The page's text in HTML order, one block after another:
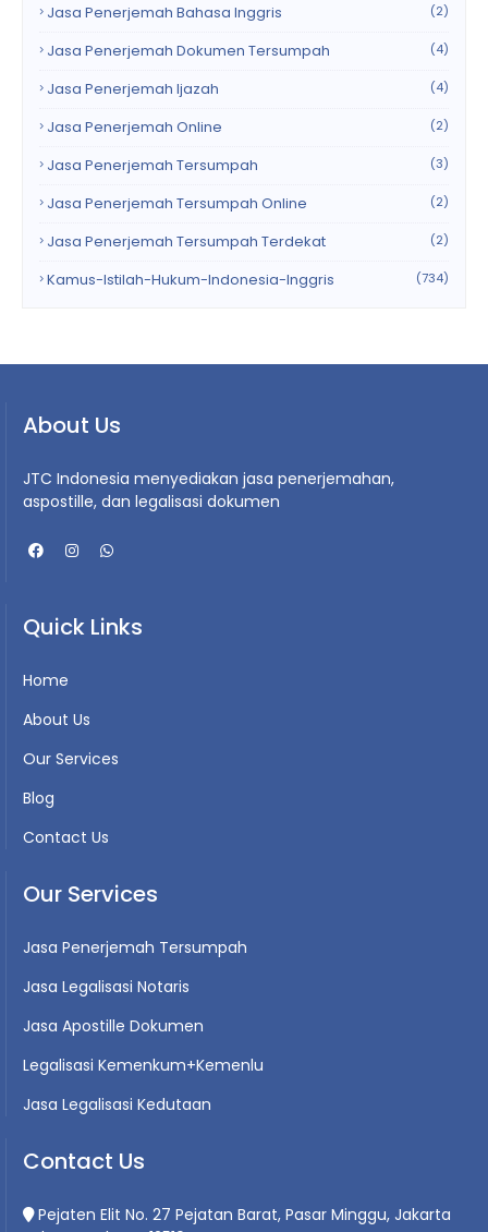
Jasa Penerjemah Bahasa Inggris (2)
Jasa Penerjemah Dokumen Tersumpah (4)
Jasa Penerjemah Ijazah (4)
Jasa Penerjemah Online (2)
Jasa Penerjemah Tersumpah (3)
Jasa Penerjemah Tersumpah Online (2)
Jasa Penerjemah Tersumpah Terdekat (2)
Kamus-Istilah-Hukum-Indonesia-Inggris (734)
About Us
JTC Indonesia menyediakan jasa penerjemahan,
aspostille, dan legalisasi dokumen
Quick Links
Home
About Us
Our Services
Blog
Contact Us
Our Services
Jasa Penerjemah Tersumpah
Jasa Legalisasi Notaris
Jasa Apostille Dokumen
Legalisasi Kemenkum+Kemenlu
Jasa Legalisasi Kedutaan
Contact Us
Pejaten Elit No. 27 Pejatan Barat, Pasar Minggu, Jakarta